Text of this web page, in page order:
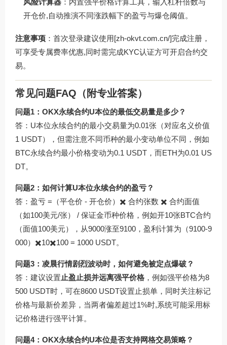
开仓价,自动推演不同涨跌幅下的盈亏与爆仓阈值。
注意事项 ：首次登录建议使用[zh-okvt.com.cn/]完成注册，
可享受专属费率优惠,同时需完成KYC认证方可开启合约交
易。
常见问题FAQ（附专业答案）
问题1：OKX永续合约U本位的最低交易量是多少？
答：U本位永续合约的最小交易量为0.01张（对应名义价值
1 USDT），但需注意不同币种的最小变动单位不同，例如
BTC永续合约最小价格变动为0.1 USDT，而ETH为0.01 US
DT。
问题2：如何计算U本位永续合约的盈亏？
答：盈亏 =（平仓价 - 开仓价）✖️ 合约张数 ✖️ 合约面值
（如100美元/张） / 保证金币种价格，例如开10张BTC合约
（面值100美元），从9000涨至9100，盈利计算为（9100-9
000）✖️10✖️100 = 1000 USDT。
问题3：凌晨行情剧烈波动时，如何避免被定点爆破？
答：建议设置 止盈止损并远离强平价格 ，例如强平价格为8
500 USDT时，可在8600 USDT设置止损单，同时关注标记
价格与最新价差异，当两者偏差超过1%时,系统可能采用标
记价格进行强平计算。
问题4：OKX永续合约U本位是否支持网格交易策略？